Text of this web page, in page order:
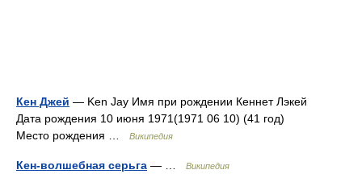
Кен Джей — Ken Jay Имя при рождении Кеннет Лэкей
Дата рождения 10 июня 1971(1971 06 10) (41 год)
Место рождения …
Википедия
Кен-волшебная серьга — … Википедия